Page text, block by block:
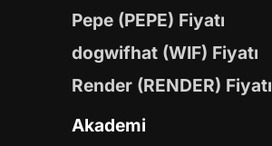
Pepe (PEPE) Fiyatı
dogwifhat (WIF) Fiyatı
Render (RENDER) Fiyatı
Akademi